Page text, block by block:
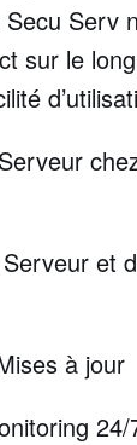
Secu Serv
sur le
et
à jour